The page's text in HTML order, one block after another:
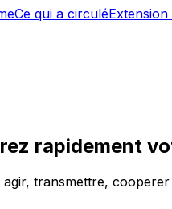
Ce qui a circuléExtension
rapidement
transmettre,